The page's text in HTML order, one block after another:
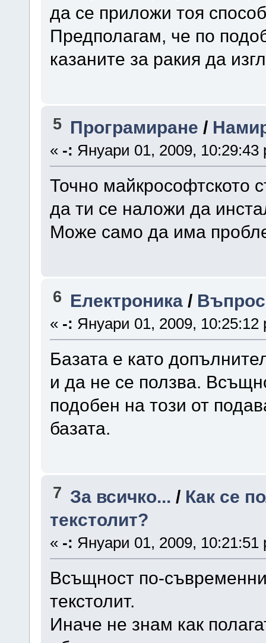
да се приложи тоя
Предполагам, че по
казаните за ракия да
5 Програмиране /
« -: Януари 01, 2009, 10:29:43
Точно майкрософтското
да ти се наложи да
Може само да има
6 Електроника /
« -: Януари 01, 2009, 10:25:12
Базата е като
и да не се ползва.
подобен на този от
базата.
7 За всичко... / Как се
текстолит?
« -: Януари 01, 2009, 10:21:51
Всъщност по-
текстолит.
Иначе не знам как